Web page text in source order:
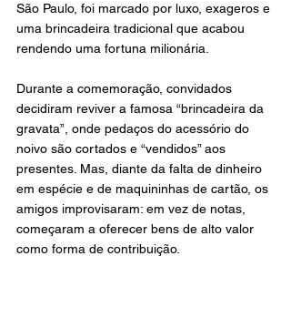
São Paulo, foi marcado por luxo, exageros e
uma brincadeira tradicional que acabou
rendendo uma fortuna milionária.
Durante a comemoração, convidados
decidiram reviver a famosa “brincadeira da
gravata”, onde pedaços do acessório do
noivo são cortados e “vendidos” aos
presentes. Mas, diante da falta de dinheiro
em espécie e de maquininhas de cartão, os
amigos improvisaram: em vez de notas,
começaram a oferecer bens de alto valor
como forma de contribuição.